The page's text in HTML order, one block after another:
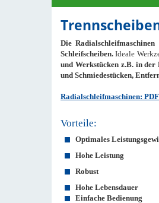
Die
Schleifscheiben. Ideale
und Werkstücken z.B. in
und Schmiedestücken,
Radialschleifmaschinen:
Vorteile:
Optimales
Hohe Leistung
Robust
Hohe Lebensdauer
Einfache Bedienung